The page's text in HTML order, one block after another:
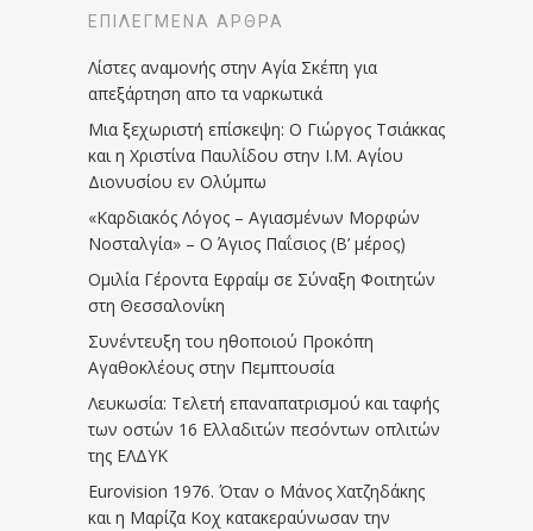
ΕΠΙΛΕΓΜΈΝΑ ΆΡΘΡΑ
Λίστες αναμονής στην Αγία Σκέπη για
απεξάρτηση απο τα ναρκωτικά
Μια ξεχωριστή επίσκεψη: Ο Γιώργος Τσιάκκας
και η Χριστίνα Παυλίδου στην Ι.Μ. Αγίου
Διονυσίου εν Ολύμπω
«Καρδιακός Λόγος – Αγιασμένων Μορφών
Νοσταλγία» – Ο Άγιος Παΐσιος (Β’ μέρος)
Ομιλία Γέροντα Εφραίμ σε Σύναξη Φοιτητών
στη Θεσσαλονίκη
Συνέντευξη του ηθοποιού Προκόπη
Αγαθοκλέους στην Πεμπτουσία
Λευκωσία: Τελετή επαναπατρισμού και ταφής
των οστών 16 Ελλαδιτών πεσόντων οπλιτών
της ΕΛΔΥΚ
Eurovision 1976. Όταν ο Μάνος Χατζηδάκης
και η Μαρίζα Κοχ κατακεραύνωσαν την